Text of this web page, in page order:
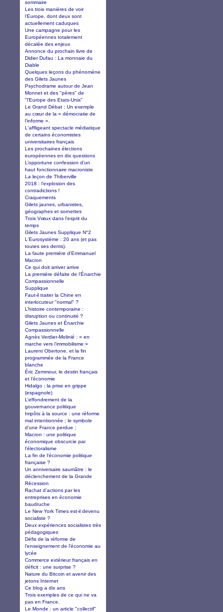
sommaire
Les trois manières de voir
l’Europe, dont deux sont
actuellement caduques
Une campagne pour les
Européennes totalement
décalée des enjeux
Annonce du prochain livre de
Didier Dufau : La monnaie du
Diable
Quelques leçons du phénomène
des Gilets Jaunes
Psychodrame autour de Jean
Monnet et des "pères" de
"l'Europe des Etats-Unis"
Le Grand Débat : Un exemple
au cœur de la « démocratie de
l’informe ».
L'affligeant spectacle médiatique
de certains économistes
universitaires français
Les prochaines élections
européennes en dix questions
L’opportune confession d’un
haut fonctionnaire macroniste
La leçon de Thiberville
2018 : l’explosion des
contradictions !
Craquements
Gilets jaunes, urbanistes,
géographes et sornettes
Trois Vœux dans l’esprit du
temps
Gilets Jaunes Supplique N°2
L'Eurosystème : 20 ans (et pas
toutes ses dents).
La faute première d’Emmanuel
Macron
Ce qui doit arriver arrive
La première défaite de l’Énarchie
Compassionnelle
Supplique
Faut-il traiter la Chine en
interlocuteur "normal" ?
L’histoire contemporaine :
disruption ou continuité ?
Gilets Jaunes et Énarchie
Compassionnelle
Agnès Verdier-Molinié : « en
marche vers l’immobilisme »
Laurent Obertone, et la fin
programmée de la France
blanche
Éric Zemmour, le destin français
et l’économie
Hidalgo : la prise en grippe
(espagnole)
L’effondrement de la
gouvernance politique
Impôts à la source : une réforme
mal intentionnée ; le symbole
d’une France perdue ;
Macron : une politique
économique obscurcie par
l’électoralisme
La fin de l'économie politique
française ?
Un anniversaire saumâtre : le
déclenchement de la Grande
Récession
Rachat d’actions par les
entreprises en économie
baudruche
Le New York Times est-il devenu
socialiste ?
Deux expériences socialistes très
pédagogiques
Défis de la réforme de
l’enseignement de l’économie au
lycée
Commerce extérieur français en
déficit : une surprise ?
Nature du Bitcoin et avenir des
jetons Internet
Ce blog a dix ans
Trois exemples de ce qui ne va
pas en France.
Le Monde : un article "collectif"